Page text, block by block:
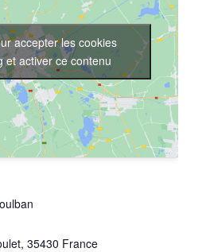
, 35430 France
accepter les cookies
et activer ce contenu